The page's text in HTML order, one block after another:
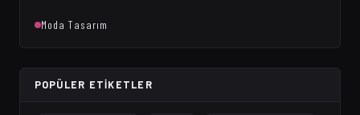
Moda Tasarım
POPÜLER ETIKETLER